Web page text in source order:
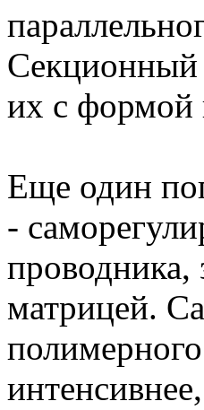
Секционный
их с формой
Еще один
-
матрицей.